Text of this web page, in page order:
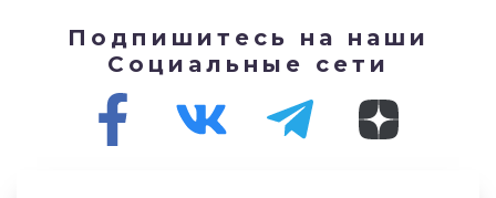
Подпишитесь на наши
Социальные сети